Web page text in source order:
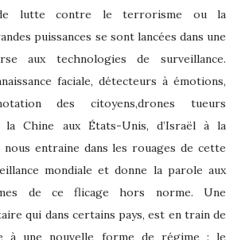
lutte contre le terrorisme ou la
puissances se sont lancées dans une
aux technologies de surveillance.
faciale, détecteurs à émotions,
des citoyens,drones tueurs
la Chine aux États-Unis, d’Israël à la
nous entraine dans les rouages de cette
mondiale et donne la parole aux
de ce flicage hors norme. Une
qui dans certains pays, est en train de
à une nouvelle forme de régime : le